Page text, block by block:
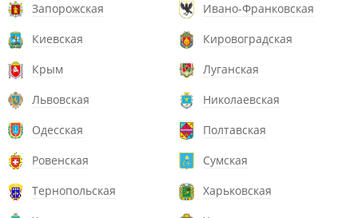
Запорожская
Ивано-Франковская
Киевская
Кировоградская
Крым
Луганская
Львовская
Николаевская
Одесская
Полтавская
Ровенская
Сумская
Тернопольская
Харьковская